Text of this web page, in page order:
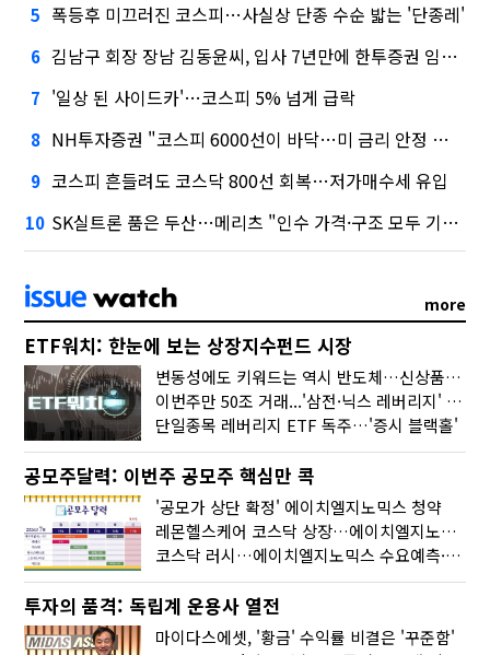
5 폭등후 미끄러진 코스피…사실상 단종 수순 밟는 '단종레'
6 김남구 회장 장남 김동윤씨, 입사 7년만에 한투증권 임원 승진
7 '일상 된 사이드카'…코스피 5% 넘게 급락
8 NH투자증권 "코스피 6000선이 바닥…미 금리 안정 후 추가 회복"
9 코스피 흔들려도 코스닥 800선 회복…저가매수세 유입
10 SK실트론 품은 두산…메리츠 "인수 가격·구조 모두 기대 이상"
more
ETF워치: 한눈에 보는 상장지수펀드 시장
변동성에도 키워드는 역시 반도체…신상품은 우주·방산
이번주만 50조 거래...'삼전·닉스 레버리지' 수익률은 -30%
단일종목 레버리지 ETF 독주…'증시 블랙홀'
공모주달력: 이번주 공모주 핵심만 콕
'공모가 상단 확정' 에이치엘지노믹스 청약
레몬헬스케어 코스닥 상장…에이치엘지노믹스 수요예측
코스닥 러시…에이치엘지노믹스 수요예측·레메디 청약
투자의 품격: 독립계 운용사 열전
마이다스에셋, '황금' 수익률 비결은 '꾸준함'